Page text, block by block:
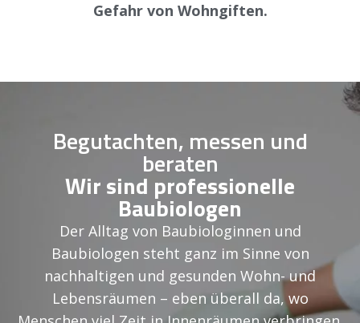
Gefahr von Wohngiften.
Begutachten, messen und
beraten
Wir sind professionelle
Baubiologen
Der Alltag von Baubiologinnen und
Baubiologen steht ganz im Sinne von
nachhaltigen und gesunden Wohn- und
Lebensräumen – eben überall da, wo